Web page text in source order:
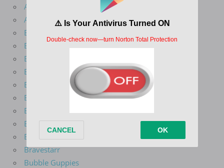
Arcane
Avatar La Leyenda De Aang
Batman Del Futuro
Batman El Valiente
Batman La Serie Animada
Ben 10
Big Guy y Rusty El Niño Robot
Big Mouth
Blade Serie Animada
Blaze Y Los Monster Machines
Bob Esponja
Bravestarr
Bubble Guppies